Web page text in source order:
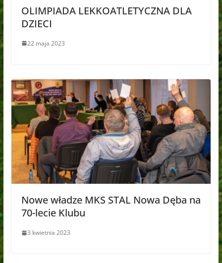
OLIMPIADA LEKKOATLETYCZNA DLA
DZIECI
22 maja 2023
Nowe władze MKS STAL Nowa Dęba na
70-lecie Klubu
3 kwietnia 2023